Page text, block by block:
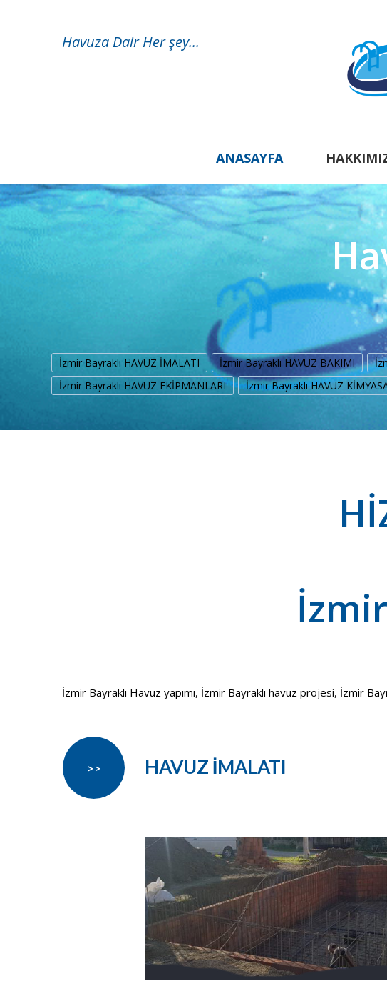
Havuza Dair Her şey...
ANASAYFA
İzmir Bayraklı HAVUZ İMALATI İzmir Bayraklı HAVUZ BAKIMI
İzmir Bayraklı HAVUZ EKİPMANLARI
İzmir Bayraklı HAVUZ
İzmir Bayraklı Havuz yapımı, İzmir Bayraklı havuz projesi, İzmir
HAVUZ İMALATI
>>